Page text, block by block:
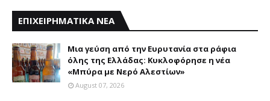
ΕΠΙΧΕΙΡΗΜΑΤΙΚΑ ΝΕΑ
Mια γεύση από την Eυρυτανία στα ράφια
όλης της Ελλάδας: Κυκλοφόρησε η νέα
«Μπύρα με Nερό Aλεστίων»
August 07, 2026